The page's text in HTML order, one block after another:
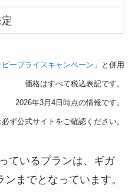
ピープライスキャンペーン」 と併用
価格はすべて税込表記です。
2026年3月4日時点の情報です。
ず公式サイトをご確認ください。
ているプランは、ギガ
までとなっています。